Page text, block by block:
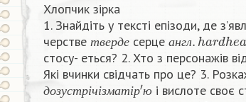
Хлопчик зірка
1. Знайдіть у тексті епізоди, де
черстве
т в е р д е
твер де серце а н гл
англ.hard hear
стосу- еться? 2. Хто з персонажів
Які вчинки свiдчать про це? 3.
д о з у с т р і ч і зма т і р ю
до зустрічізматір юі вислоте своє